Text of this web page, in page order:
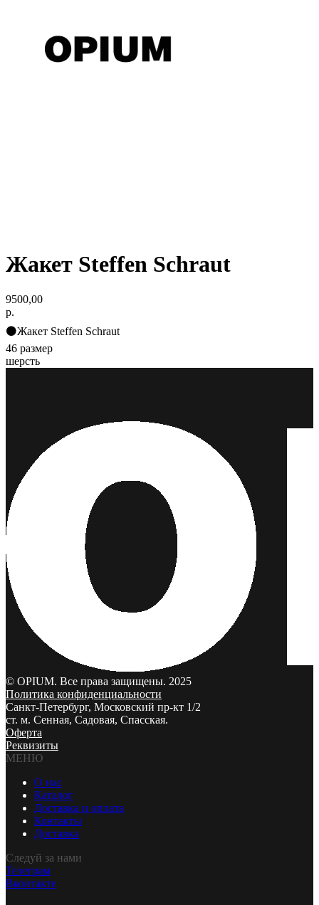
Жакет Steffen Schraut
9500,00
р.
⚫️Жакет Steffen Schraut
46 размер
шерсть
© OPIUM. Все права защищены. 2025
Политика конфиденциальности
Санкт-Петербург, Московский пр-кт 1/2
ст. м. Сенная, Садовая, Спасская.
Оферта
Реквизиты
МЕНЮ
О нас
Каталог
Доставка и оплата
Контакты
Доставка
Следуй за нами
Телеграм
Вконтакте